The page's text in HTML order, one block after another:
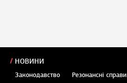
НОВИНИ
Законодавство Резонансні справи